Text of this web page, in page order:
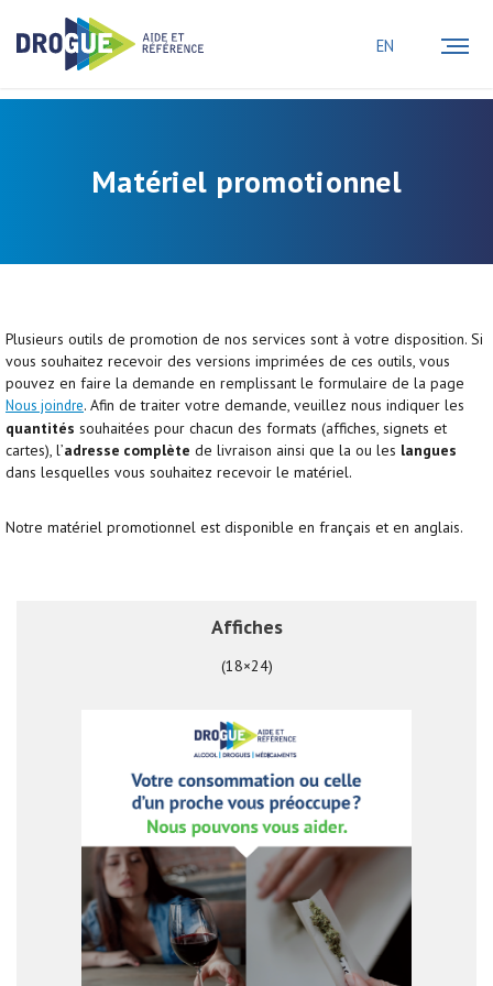
EN
Matériel promotionnel
Plusieurs outils de promotion de nos services sont à votre disposition. Si
vous souhaitez recevoir des versions imprimées de ces outils, vous
pouvez en faire la demande en remplissant le formulaire de la page
Nous joindre. Afin de traiter votre demande, veuillez nous indiquer les
quantités souhaitées pour chacun des formats (affiches, signets et
cartes), l’adresse complète de livraison ainsi que la ou les langues
dans lesquelles vous souhaitez recevoir le matériel.
Notre matériel promotionnel est disponible en français et en anglais.
Affiches
(18×24)